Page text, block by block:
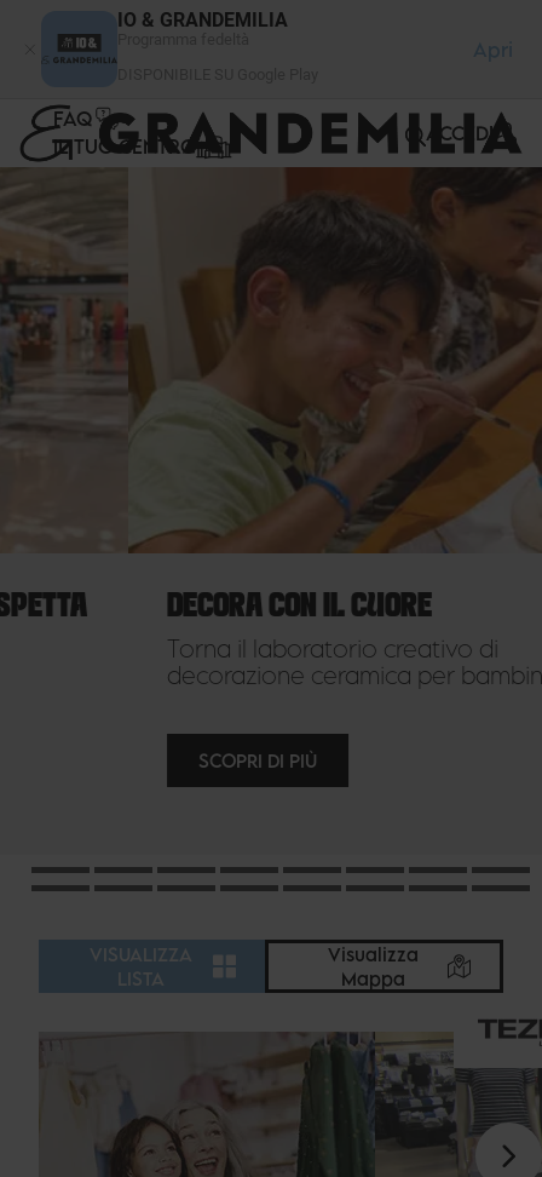
IO & GRANDEMILIA
Apri
FAQ
IL TUO CENTRO
ACCEDI
DECORA CON IL CUORE
Torna il laboratorio creativo di
decorazione ceramica per bambini!
VISUALIZZA
LISTA
Visualizza
Mappa
Pannello di gestione dei cookies